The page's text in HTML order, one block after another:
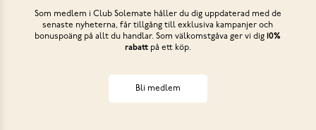
Som medlem i Club Solemate håller du dig uppdaterad med de
senaste nyheterna, får tillgång till exklusiva kampanjer och
bonuspoäng på allt du handlar. Som välkomstgåva ger vi dig 10%
rabattpå ett köp.
Bli medlem